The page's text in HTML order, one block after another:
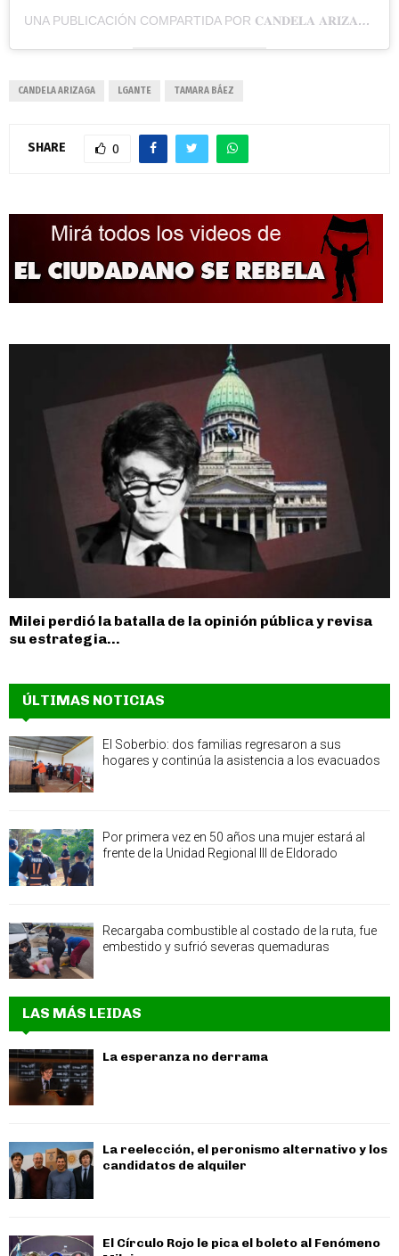
UNA PUBLICACIÓN COMPARTIDA POR 𝐂𝐀𝐍𝐃𝐄𝐋𝐀 𝐀𝐑𝐈𝐙𝐀𝐆𝐀
CANDELA ARIZAGA LGANTE TAMARA BÁEZ
SHARE 0
Milei perdió la batalla de la opinión pública y revisa
su estrategia...
ÚLTIMAS NOTICIAS
El Soberbio: dos familias regresaron a sus
hogares y continúa la asistencia a los evacuados
Por primera vez en 50 años una mujer estará al
frente de la Unidad Regional III de Eldorado
Recargaba combustible al costado de la ruta, fue
embestido y sufrió severas quemaduras
LAS MÁS LEIDAS
La esperanza no derrama
La reelección, el peronismo alternativo y los
candidatos de alquiler
El Círculo Rojo le pica el boleto al Fenómeno